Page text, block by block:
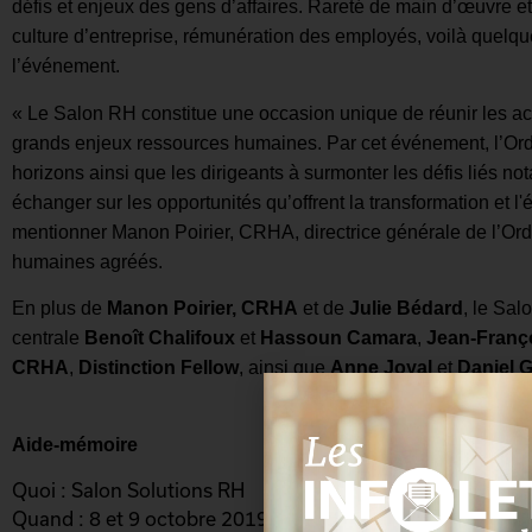
défis et enjeux des gens d’affaires. Rareté de main d’œuvre
culture d’entreprise, rémunération des employés, voilà
l’événement.
« Le Salon RH constitue une occasion unique de réunir les
grands enjeux ressources humaines. Par cet événement,
horizons ainsi que les dirigeants à surmonter les défis liés
échanger sur les opportunités qu’offrent la transformation et
mentionner Manon Poirier, CRHA, directrice générale de
humaines agréés.
En plus de Manon Poirier, CRHA et de Julie Bédard , le
centrale Benoît Chalifoux et Hassoun Camara, Jean-
CRHA, Distinction Fellow, ainsi que Anne Joyal et Daniel
Aide-mémoire
Quoi : Salon Solutions RH
Quand : 8 et 9 octobre 2019